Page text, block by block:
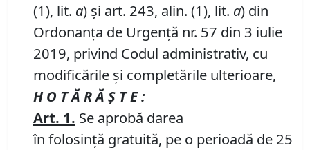
(1), lit. a) și art. 243, alin. (1), lit. a) din
Ordonanța de Urgență nr. 57 din 3 iulie
2019, privind Codul administrativ, cu
modificările și completările ulterioare,
H O T Ă R Ă Ş T E :
Art. 1. Se aprobă darea
în folosință gratuită, pe o perioadă de 25